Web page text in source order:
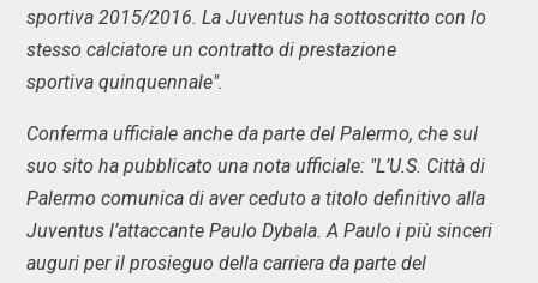
sportiva 2015/2016. La Juventus ha sottoscritto con lo
stesso calciatore un contratto di prestazione
sportiva quinquennale".
Conferma ufficiale anche da parte del Palermo, che sul
suo sito ha pubblicato una nota ufficiale: "L’U.S. Città di
Palermo comunica di aver ceduto a titolo definitivo alla
Juventus l’attaccante Paulo Dybala. A Paulo i più sinceri
auguri per il prosieguo della carriera da parte del